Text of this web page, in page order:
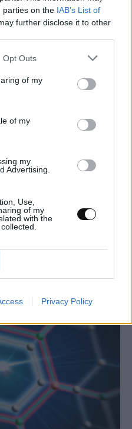
parties on the IAB’s List of
further disclose it to other
Opt Outs
of my
of my
my
Advertising.
Use,
of my
with the
Privacy Policy
παρακάμπτουν
λογαριασμούς
2026